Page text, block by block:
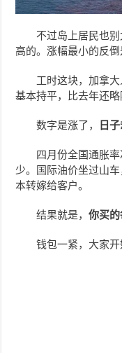
不过岛上居民也
高的。涨幅最小的反倒
工时这块，加拿
基本持平，比去年还略
数字是涨了， 日
四月份全国通胀
少。国际油价坐过山
本转嫁给客户。
结果就是，你买
钱包一紧，大家开